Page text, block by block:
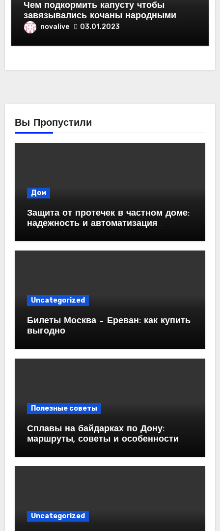
Чем подкормить капусту чтобы
завязывались кочаны народными
средствами
novalive 03.01.2023
Вы Пропустили
Дом
Защита от протечек в частном доме:
надежность и автоматизация
Uncategorized
Билеты Москва – Ереван: как купить
выгодно
Полезные советы
Сплавы на байдарках по Дону:
маршруты, советы и особенности
Uncategorized